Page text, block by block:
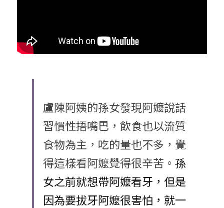
盧陳阿姨的孫女發現阿嬤說話
習慣性捂嘴巴，飲食也以流質
食物為主，吃的量也不多，覺
得這樣看阿嬤覺得很辛苦。 孫
女之前就想帶阿嬤看牙，但是
因為要拔牙阿嬤很害怕，就一